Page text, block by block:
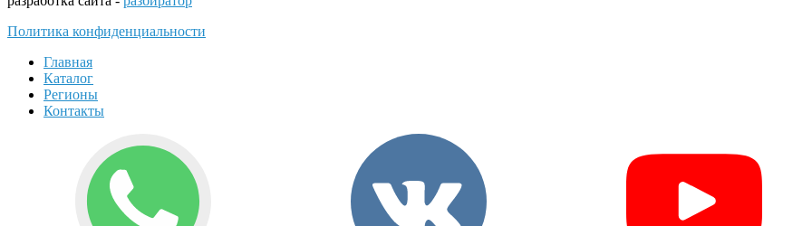
Политика конфиденциальности
Главная
Каталог
Регионы
Контакты